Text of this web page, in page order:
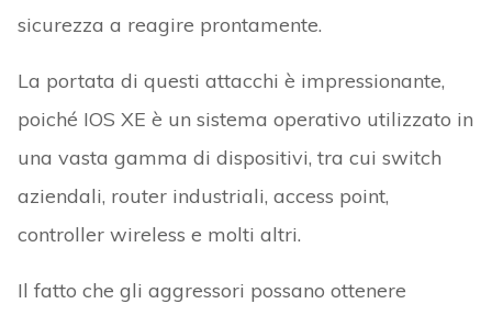
sicurezza a reagire prontamente.
La portata di questi attacchi è impressionante,
poiché IOS XE è un sistema operativo utilizzato in
una vasta gamma di dispositivi, tra cui switch
aziendali, router industriali, access point,
controller wireless e molti altri.
Il fatto che gli aggressori possano ottenere